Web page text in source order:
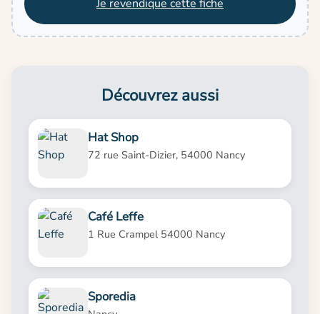
Je revendique cette fiche
Découvrez aussi
Hat Shop
72 rue Saint-Dizier, 54000 Nancy
Café Leffe
1 Rue Crampel 54000 Nancy
Sporedia